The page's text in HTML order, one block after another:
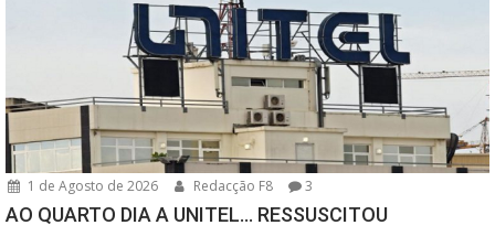
1 de Agosto de 2026 Redacção F8 3
AO QUARTO DIA A UNITEL… RESSUSCITOU